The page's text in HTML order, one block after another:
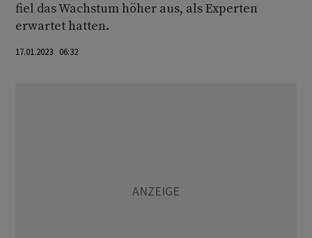
fiel das Wachstum höher aus, als Experten
erwartet hatten.
17.01.2023 06:32